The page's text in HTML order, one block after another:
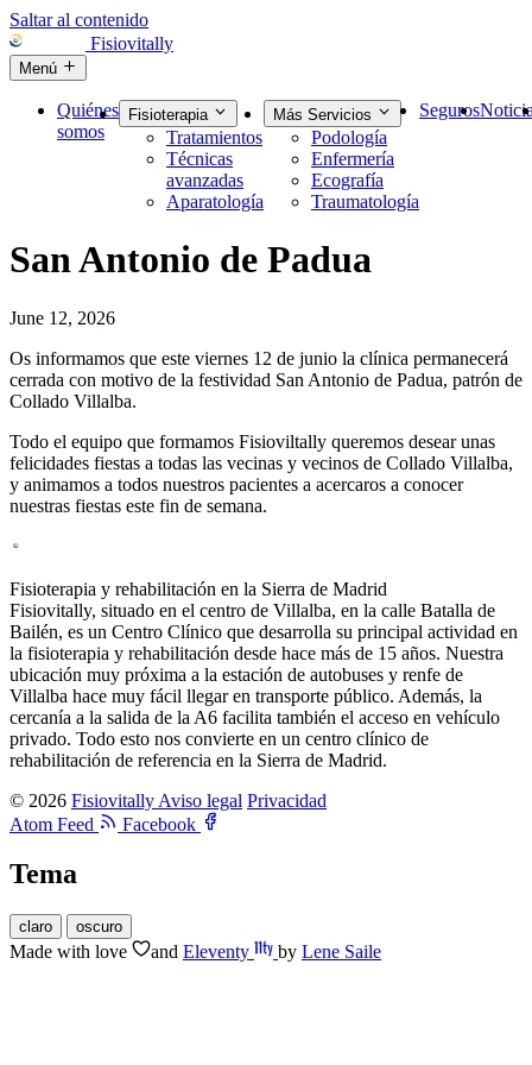
Saltar al contenido
Fisiovitally
Menú
Quiénes
somos
Fisioterapia
Tratamientos
Técnicas
avanzadas
Aparatología
Más Servicios
Podología
Enfermería
Ecografía
Traumatología
Seguros
San Antonio de Padua
June 12, 2026
Os informamos que este viernes 12 de junio la clínica permanecerá
cerrada con motivo de la festividad San Antonio de Padua, patrón de
Collado Villalba.
Todo el equipo que formamos Fisioviltally queremos desear unas
felicidades fiestas a todas las vecinas y vecinos de Collado Villalba,
y animamos a todos nuestros pacientes a acercaros a conocer
nuestras fiestas este fin de semana.
Fisioterapia y rehabilitación en la Sierra de Madrid
Fisiovitally, situado en el centro de Villalba, en la calle Batalla de
Bailén, es un Centro Clínico que desarrolla su principal actividad en
la fisioterapia y rehabilitación desde hace más de 15 años. Nuestra
ubicación muy próxima a la estación de autobuses y renfe de
Villalba hace muy fácil llegar en transporte público. Además, la
cercanía a la salida de la A6 facilita también el acceso en vehículo
privado. Todo esto nos convierte en un centro clínico de
rehabilitación de referencia en la Sierra de Madrid.
© 2026 Fisiovitally Aviso legal Privacidad
Atom Feed
Facebook
Tema
claro oscuro
Made with love and Eleventy by Lene Saile